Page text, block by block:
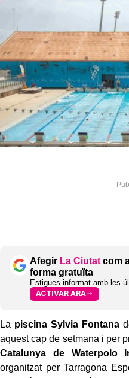
Afegir La Ciutat com
forma gratuïta
Estigues informat amb les
ACTIVAR ARA
La piscina Sylvia Fontana
aquest cap de setmana i per
Catalunya de Waterpolo
organitzat per Tarragona